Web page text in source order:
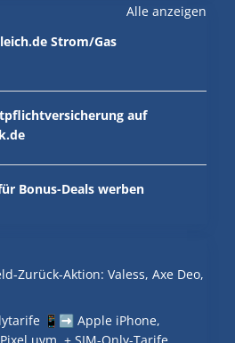
Alle anzeigen
Strom/Gas
auf
Bonus-Deals werben
Zurück-Aktion: Valess, Axe Deo,
📱➡️ Apple iPhone,
uvm. + SIM-Only-Tarife